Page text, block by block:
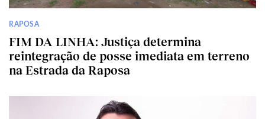
RAPOSA
FIM DA LINHA: Justiça determina
reintegração de posse imediata em terreno
na Estrada da Raposa